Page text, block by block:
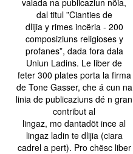
valada na publicaziun nöia,
dal titul ”Cianties de
dlijia y rimes incëria - 200
composiziuns religioses y
profanes”, dada fora dala
Uniun Ladins. Le liber de
feter 300 plates porta la firma
de Tone Gasser, che á cun na
linia de publicaziuns dé n gran
contribut al
lingaz, mo dantadöt ince al
lingaz ladin te dlijia (ciara
cadrel a pert). Pro chësc liber